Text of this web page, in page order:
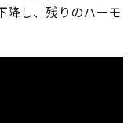
降し、残りのハーモ